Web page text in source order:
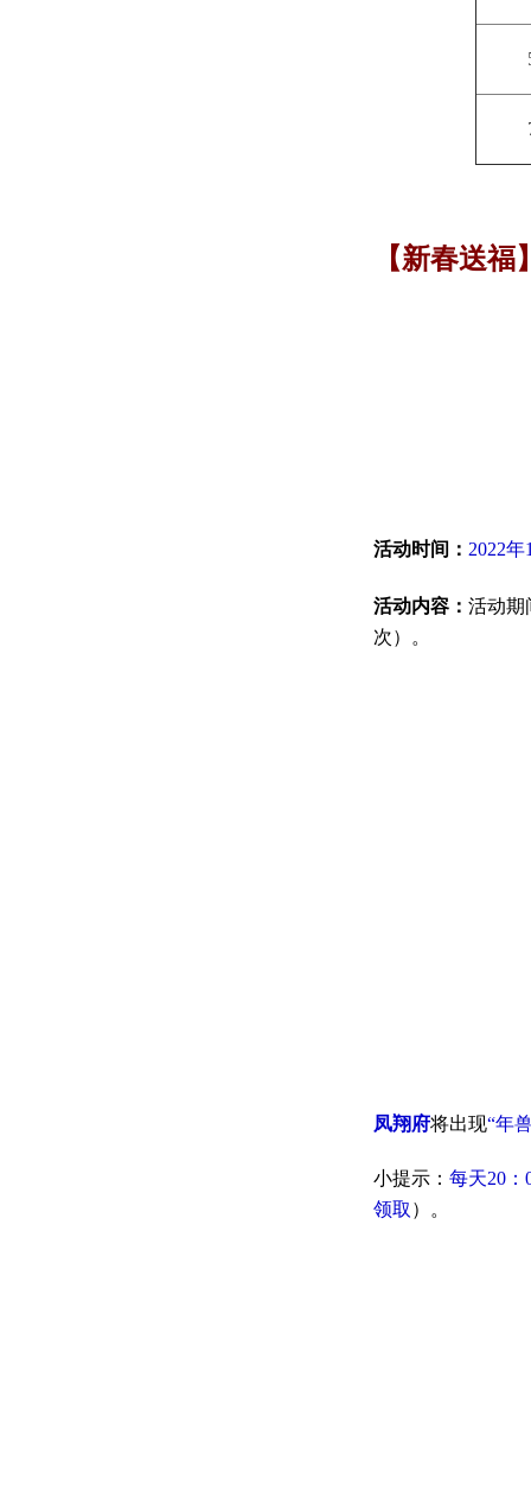
【新春送福
活动时间： 2022
活动内容： 活动期
次）。
凤翔府将出现“年
小提示： 每天20：
领取 ）。